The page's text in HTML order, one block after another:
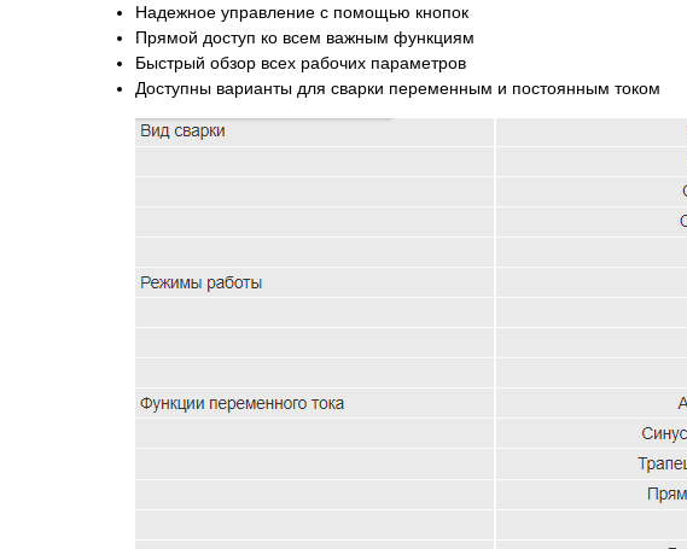
Надежное управление с помощью кнопок
Прямой доступ ко всем важным функциям
Быстрый обзор всех рабочих параметров
Доступны варианты для сварки переменным и постоянным током